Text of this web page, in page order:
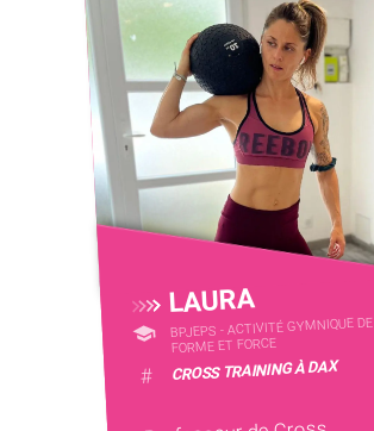
LAURA
BPJEPS - ACTIVITÉ GYMNIQUE DE
FORME ET FORCE
# CROSS TRAINING À DAX